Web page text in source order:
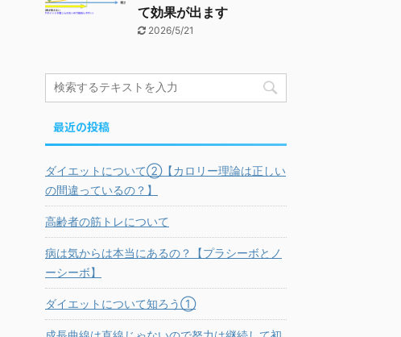
て効果が出ます
2026/5/21
最近の投稿
ダイエットについて②【カロリー理論は正しい
の間違っているの？】
高齢者の筋トレについて
病は気からは本当にあるの？【プラシーボとノ
ーシーボ】
ダイエットについて知ろう①